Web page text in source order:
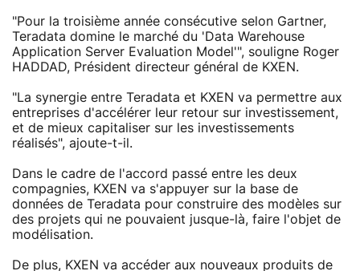
"Pour la troisième année consécutive selon Gartner,
Teradata domine le marché du 'Data Warehouse
Application Server Evaluation Model'", souligne Roger
HADDAD, Président directeur général de KXEN.
"La synergie entre Teradata et KXEN va permettre aux
entreprises d'accélérer leur retour sur investissement,
et de mieux capitaliser sur les investissements
réalisés", ajoute-t-il.
Dans le cadre de l'accord passé entre les deux
compagnies, KXEN va s'appuyer sur la base de
données de Teradata pour construire des modèles sur
des projets qui ne pouvaient jusque-là, faire l'objet de
modélisation.
De plus, KXEN va accéder aux nouveaux produits de